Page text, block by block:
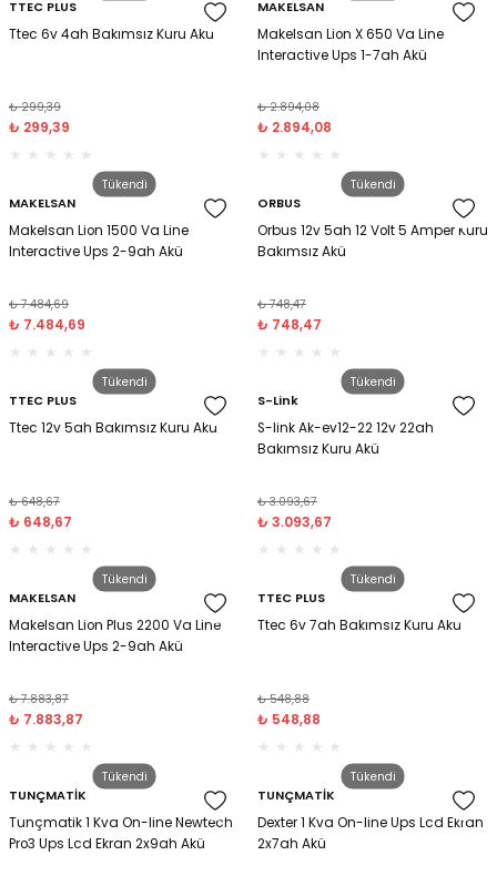
TTEC PLUS
Ttec 6v 4ah Bakımsız Kuru Akü
₺ 299,39
₺ 299,39
MAKELSAN
Makelsan Lion X 650 Va Line
Interactive Ups 1-7ah Akü
₺ 2.894,08
₺ 2.894,08
Tükendi
MAKELSAN
Makelsan Lion 1500 Va Line
Interactive Ups 2-9ah Akü
₺ 7.484,69
₺ 7.484,69
Tükendi
ORBUS
Orbus 12v 5ah 12 Volt 5 Amper Kuru
Bakımsız Akü
₺ 748,47
₺ 748,47
Tükendi
TTEC PLUS
Ttec 12v 5ah Bakımsız Kuru Akü
₺ 648,67
₺ 648,67
Tükendi
S-Link
S-link Ak-ev12-22 12v 22ah
Bakımsız Kuru Akü
₺ 3.093,67
₺ 3.093,67
Tükendi
MAKELSAN
Makelsan Lion Plus 2200 Va Line
Interactive Ups 2-9ah Akü
₺ 7.883,87
₺ 7.883,87
Tükendi
TTEC PLUS
Ttec 6v 7ah Bakımsız Kuru Akü
₺ 548,88
₺ 548,88
Tükendi
TUNÇMATİK
Tunçmatik 1 Kva On-line Newtech
Pro3 Ups Lcd Ekran 2x9ah Akü
Tükendi
TUNÇMATİK
Dexter 1 Kva On-line Ups Lcd Ekran
2x7ah Akü
Tebeşir & Tebeşir Kelemleri
Tekstil Kalemleri
Tükenmez Kalemler
Versatil Kalemler